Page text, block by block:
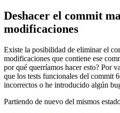
Deshacer el commit
modificaciones
Existe la posibilidad de eliminar el
modificaciones que contiene ese
por qué querríamos hacer esto? Por
que los tests funcionales del commit
incorrectos o he introducido algún
Partiendo de nuevo del mismos